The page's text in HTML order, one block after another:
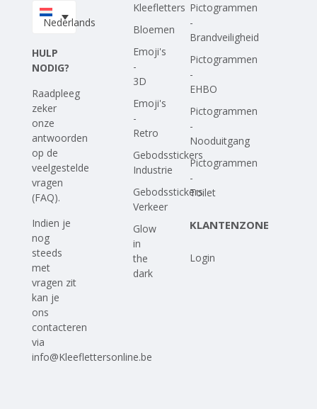
Upload je eigen ontwerp
Nederlands
HULP
NODIG?
Raadpleeg
zeker
onze
antwoorden
op de
veelgestelde
vragen
(FAQ).
Indien je
nog
steeds
met
vragen zit
kan je
ons
contacteren
via
info@Kleeflettersonline.be
Kleefletters
Bloemen
Emoji's
-
3D
Emoji's
-
Retro
Gebodsstickers
Industrie
Gebodsstickers
Verkeer
Glow
in
the
dark
Pictogrammen
-
Brandveiligheid
Pictogrammen
-
EHBO
Pictogrammen
-
Nooduitgang
Pictogrammen
-
Toilet
KLANTENZONE
Login